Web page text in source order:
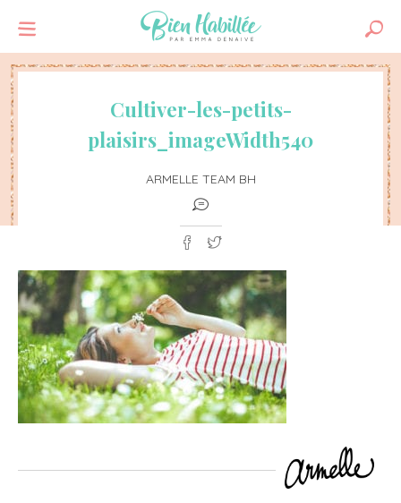
Cultiver-les-petits-
plaisirs_imageWidth540
ARMELLE TEAM BH